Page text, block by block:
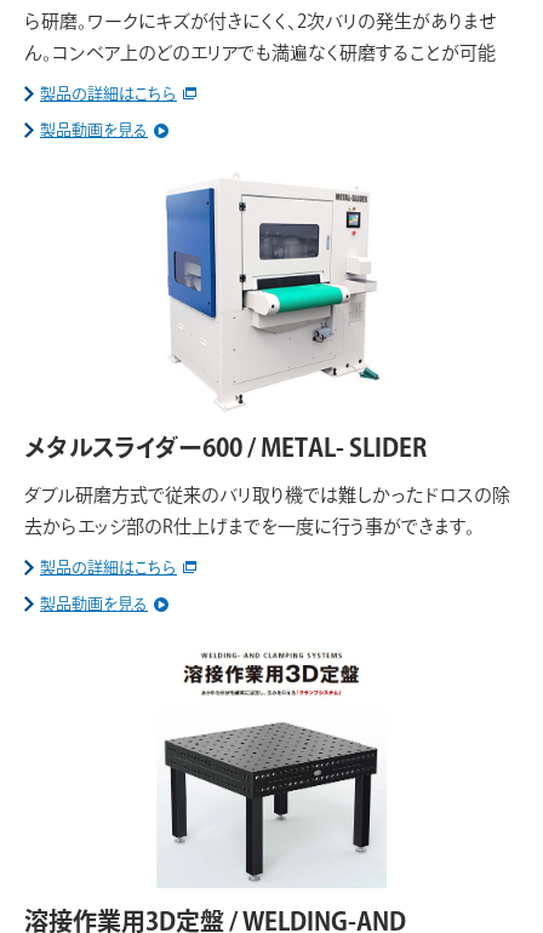
ら研磨。ワークにキズが付きにくく、2次バリの発生がありませ
ん。コンベア上のどのエリアでも満遍なく研磨することが可能
製品の詳細はこちら
製品動画を見る
メタルスライダー600 / METAL- SLIDER
ダブル研磨方式で従来のバリ取り機では難しかったドロスの除
去からエッジ部のR仕上げまでを一度に行う事ができます。
製品の詳細はこちら
製品動画を見る
溶接作業用3D定盤 / WELDING-AND